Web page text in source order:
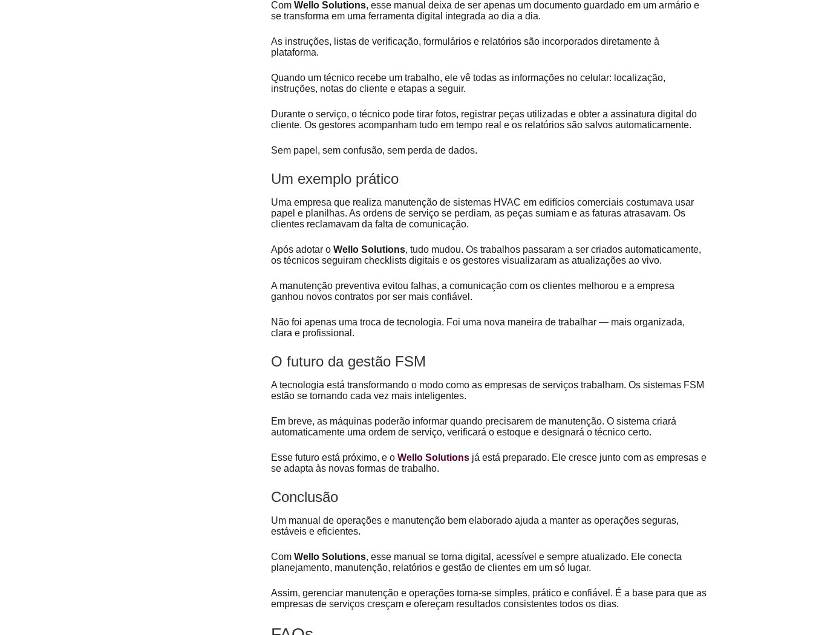
Com Wello Solutions, esse manual deixa de ser apenas um documento guardado em um armário e
se transforma em uma ferramenta digital integrada ao dia a dia.
As instruções, listas de verificação, formulários e relatórios são incorporados diretamente à
plataforma.
Quando um técnico recebe um trabalho, ele vê todas as informações no celular: localização,
instruções, notas do cliente e etapas a seguir.
Durante o serviço, o técnico pode tirar fotos, registrar peças utilizadas e obter a assinatura digital do
cliente. Os gestores acompanham tudo em tempo real e os relatórios são salvos automaticamente.
Sem papel, sem confusão, sem perda de dados.
Um exemplo prático
Uma empresa que realiza manutenção de sistemas HVAC em edifícios comerciais costumava usar
papel e planilhas. As ordens de serviço se perdiam, as peças sumiam e as faturas atrasavam. Os
clientes reclamavam da falta de comunicação.
Após adotar o Wello Solutions, tudo mudou. Os trabalhos passaram a ser criados automaticamente,
os técnicos seguiram checklists digitais e os gestores visualizaram as atualizações ao vivo.
A manutenção preventiva evitou falhas, a comunicação com os clientes melhorou e a empresa
ganhou novos contratos por ser mais confiável.
Não foi apenas uma troca de tecnologia. Foi uma nova maneira de trabalhar — mais organizada,
clara e profissional.
O futuro da gestão FSM
A tecnologia está transformando o modo como as empresas de serviços trabalham. Os sistemas FSM
estão se tornando cada vez mais inteligentes.
Em breve, as máquinas poderão informar quando precisarem de manutenção. O sistema criará
automaticamente uma ordem de serviço, verificará o estoque e designará o técnico certo.
Esse futuro está próximo, e o Wello Solutions já está preparado. Ele cresce junto com as empresas e
se adapta às novas formas de trabalho.
Conclusão
Um manual de operações e manutenção bem elaborado ajuda a manter as operações seguras,
estáveis e eficientes.
Com Wello Solutions, esse manual se torna digital, acessível e sempre atualizado. Ele conecta
planejamento, manutenção, relatórios e gestão de clientes em um só lugar.
Assim, gerenciar manutenção e operações torna-se simples, prático e confiável. É a base para que as
empresas de serviços cresçam e ofereçam resultados consistentes todos os dias.